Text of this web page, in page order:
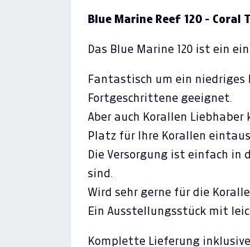
Blue Marine Reef 120 - Coral
Das Blue Marine 120 ist ein
Fantastisch um ein niedriges
Fortgeschrittene geeignet.
Aber auch Korallen
Platz für Ihre Korallen
Die Versorgung ist einfach in
sind.
Wird sehr gerne für die
Ein Ausstellungsstück mit
Komplette Lieferung inklusive: